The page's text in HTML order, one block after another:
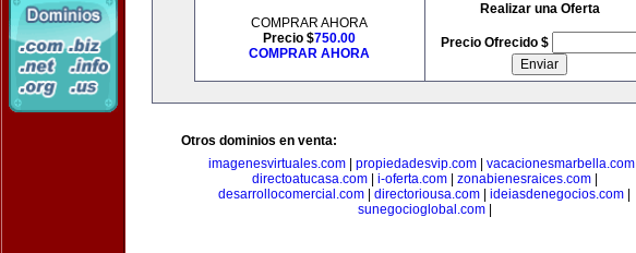
COMPRAR AHORA
Precio $750.00
COMPRAR AHORA
Realizar una Oferta
Precio Ofrecido $
Otros dominios en venta:
imagenesvirtuales.com| propiedadesvip.com| vacacionesmarbella.com|
directoatucasa.com| i-oferta.com| zonabienesraices.com|
desarrollocomercial.com
directoriousa.com ideiasdenegocios.com
sunegocioglobal.com|